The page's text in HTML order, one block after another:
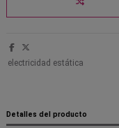
electricidad estática
Detalles del producto